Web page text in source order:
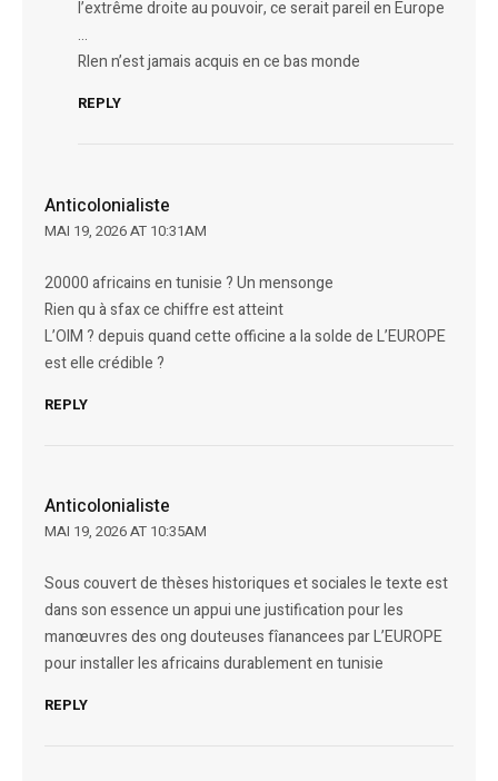
l’extrême droite au pouvoir, ce serait pareil en Europe
…
RIen n’est jamais acquis en ce bas monde
REPLY
Anticolonialiste
MAI 19, 2026 AT 10:31AM
20000 africains en tunisie ? Un mensonge
Rien qu à sfax ce chiffre est atteint
L’OIM ? depuis quand cette officine a la solde de L’EUROPE
est elle crédible ?
REPLY
Anticolonialiste
MAI 19, 2026 AT 10:35AM
Sous couvert de thèses historiques et sociales le texte est
dans son essence un appui une justification pour les
manœuvres des ong douteuses fîanancees par L’EUROPE
pour installer les africains durablement en tunisie
REPLY